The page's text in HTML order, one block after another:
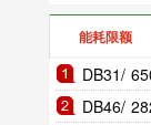
能耗限额
DB31/
耗限额（
DB46/